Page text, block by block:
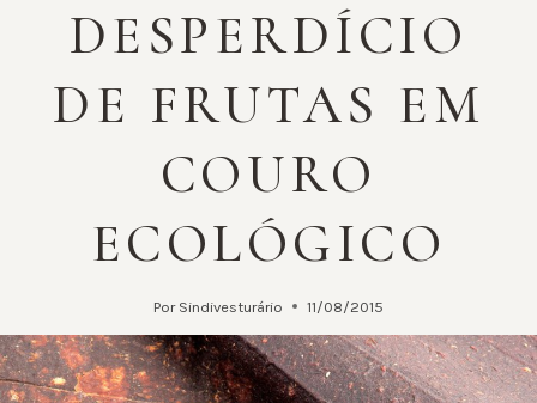
DESPERDÍCIO
DE FRUTAS EM
COURO
ECOLÓGICO
Por Sindivesturário 11/08/2015